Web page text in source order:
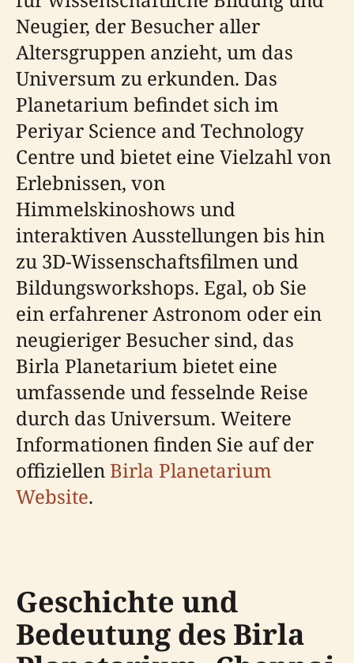
Neugier, der Besucher aller
Altersgruppen anzieht, um das
Universum zu erkunden. Das
Planetarium befindet sich im
Periyar Science and Technology
Centre und bietet eine Vielzahl von
Erlebnissen, von
Himmelskinoshows und
interaktiven Ausstellungen bis hin
zu 3D-Wissenschaftsfilmen und
Bildungsworkshops. Egal, ob Sie
ein erfahrener Astronom oder ein
neugieriger Besucher sind, das
Birla Planetarium bietet eine
umfassende und fesselnde Reise
durch das Universum. Weitere
Informationen finden Sie auf der
offiziellen Birla Planetarium
Website.
Geschichte und
Bedeutung des Birla